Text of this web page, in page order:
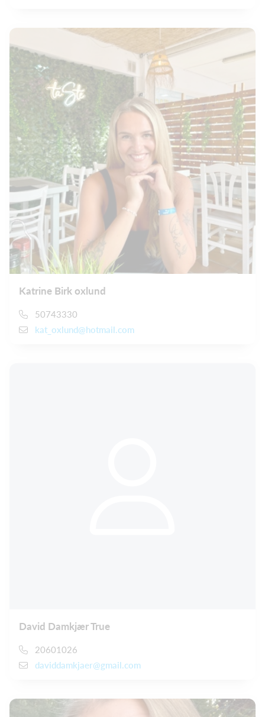
Katrine Birk oxlund
50743330
kat_oxlund@hotmail.com
David Damkjær True
20601026
daviddamkjaer@gmail.com